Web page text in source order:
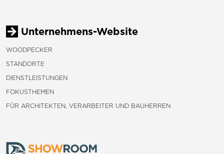
Unternehmens-Website
WOODPECKER
STANDORTE
DIENSTLEISTUNGEN
FOKUSTHEMEN
FÜR ARCHITEKTEN, VERARBEITER UND BAUHERREN